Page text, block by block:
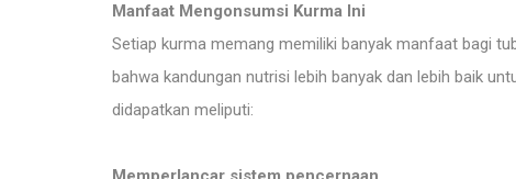
Manfaat Mengonsumsi Kurma Ini
Setiap kurma memang memiliki banyak manfaat bagi
bahwa kandungan nutrisi lebih banyak dan lebih baik
didapatkan meliputi: